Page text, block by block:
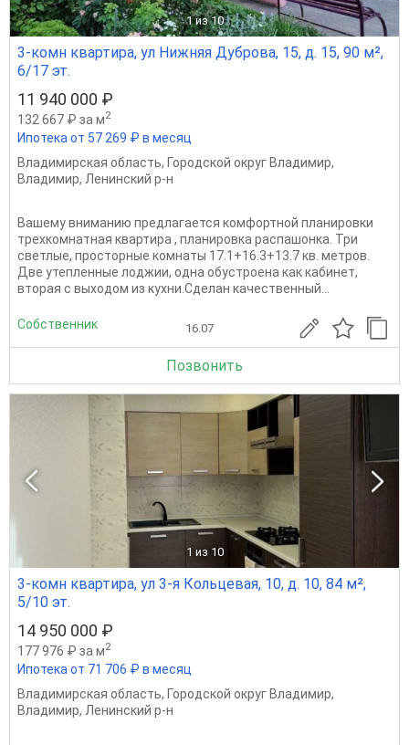
1 из 10
3-комн квартира, ул Нижняя Дуброва, 15, д. 15, 90 м²,
6/17 эт.
11 940 000 ₽
132 667 ₽ за м2
Ипотека от 57 269 ₽ в месяц
Владимирская область, Городской округ Владимир,
Владимир, Ленинский р-н
Вашему вниманию предлагается комфортной планировки
трехкомнатная квартира , планировка распашонка. Три
светлые, просторные комнаты 17.1+16.3+13.7 кв. метров.
Две утепленные лоджии, одна обустроена как кабинет,
вторая с выходом из кухни.Сделан качественный...
Собственник 16.07
Позвонить
1 из 10
3-комн квартира, ул 3-я Кольцевая, 10, д. 10, 84 м²,
5/10 эт.
14 950 000 ₽
177 976 ₽ за м2
Ипотека от 71 706 ₽ в месяц
Владимирская область, Городской округ Владимир,
Владимир, Ленинский р-н